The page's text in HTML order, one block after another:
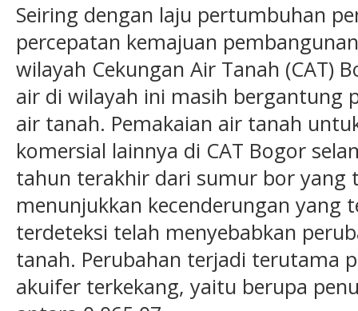
Seiring dengan laju pertumbuhan
percepatan kemajuan
wilayah Cekungan Air Tanah (CAT)
air di wilayah ini masih bergantung
air tanah. Pemakaian air tanah
komersial lainnya di CAT Bogor
tahun terakhir dari sumur bor yang
menunjukkan kecenderungan yang
terdeteksi telah menyebabkan
tanah. Perubahan terjadi terutama
akuifer terkekang, yaitu berupa